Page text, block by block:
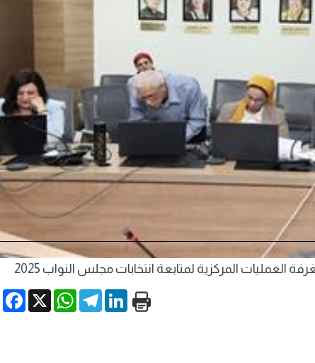
العمليات المركزية لمتابعة انتخابات مجلس النواب 2025
X
WhatsApp
TelegramLinkedIn